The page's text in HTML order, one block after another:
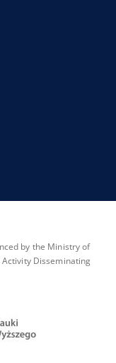
by the Ministry of
Disseminating